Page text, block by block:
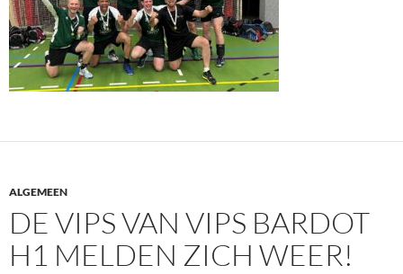
ALGEMEEN
DE VIPS VAN VIPS BARDOT
H1 MELDEN ZICH WEER!